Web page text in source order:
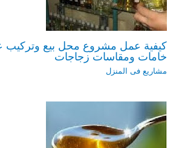
كيفية عمل مشروع محل بيع وتركيب
خامات ومقاسات زجاجات
مشاريع فى المنزل